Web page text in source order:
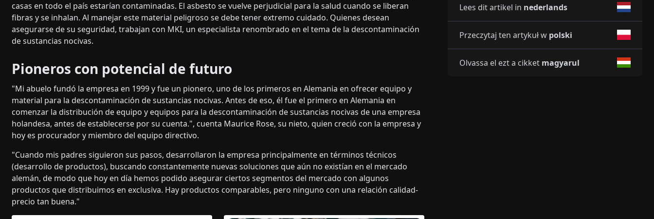
casas en todo el país estarían contaminadas. El asbesto se vuelve perjudicial para la salud cuando se liberan
fibras y se inhalan. Al manejar este material peligroso se debe tener extremo cuidado. Quienes desean
asegurarse de su seguridad, trabajan con MKI, un especialista renombrado en el tema de la descontaminación
de sustancias nocivas.
Pioneros con potencial de futuro
"Mi abuelo fundó la empresa en 1999 y fue un pionero, uno de los primeros en Alemania en ofrecer equipo y
material para la descontaminación de sustancias nocivas. Antes de eso, él fue el primero en Alemania en
comenzar la distribución de equipo y equipos para la descontaminación de sustancias nocivas de una empresa
holandesa, antes de establecerse por su cuenta.", cuenta Maurice Rose, su nieto, quien creció con la empresa y
hoy es procurador y miembro del equipo directivo.
"Cuando mis padres siguieron sus pasos, desarrollaron la empresa principalmente en términos técnicos
(desarrollo de productos), buscando constantemente nuevas soluciones que aún no existían en el mercado
alemán, de modo que hoy en día hemos podido asegurar ciertos segmentos del mercado con algunos
productos que distribuimos en exclusiva. Hay productos comparables, pero ninguno con una relación calidad-
precio tan buena."
Lees dit artikel in nederlands
Przeczytaj ten artykuł w polski
Olvassa el ezt a cikket magyarul